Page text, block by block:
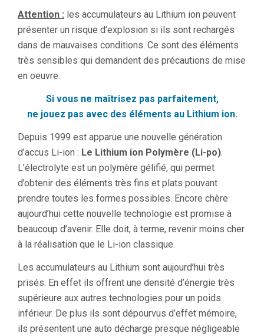
Attention : les accumulateurs au Lithium ion peuvent
présenter un risque d’explosion si ils sont rechargés
dans de mauvaises conditions. Ce sont des éléments
très sensibles qui demandent des précautions de mise
en oeuvre.
Si vous ne maîtrisez pas parfaitement,
ne jouez pas avec des éléments au Lithium ion.
Depuis 1999 est apparue une nouvelle génération
d’accus Li-ion : Le Lithium ion Polymère (Li-po).
L’électrolyte est un polymère gélifié, qui permet
d’obtenir des éléments très fins et plats pouvant
prendre toutes les formes possibles. Encore chère
aujourd’hui cette nouvelle technologie est promise à
beaucoup d’avenir. Elle doit, à terme, revenir moins cher
à la réalisation que le Li-ion classique.
Les accumulateurs au Lithium sont aujourd’hui très
prisés. En effet ils offrent une densité d’énergie très
supérieure aux autres technologies pour un poids
inférieur. De plus ils sont dépourvus d’effet mémoire,
ils présentent une auto décharge presque négligeable